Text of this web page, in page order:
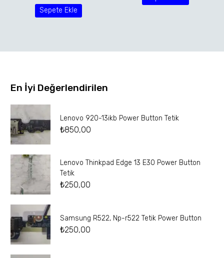
Sepete Ekle
En İyi Değerlendirilen
Lenovo 920-13ikb Power Button Tetik
₺850,00
Lenovo Thinkpad Edge 13 E30 Power Button
Tetik
₺250,00
Samsung R522, Np-r522 Tetik Power Button
₺250,00